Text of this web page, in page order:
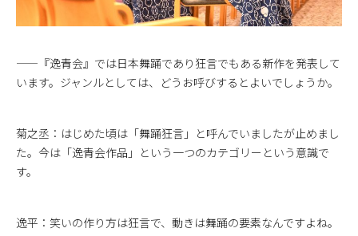
——『逸青会』では日本舞踊であり狂言でもある新作を発表して
います。ジャンルとしては、どうお呼びするとよいでしょうか。
菊之丞：はじめた頃は「舞踊狂言」と呼んでいましたが止めまし
た。今は「逸青会作品」という一つのカテゴリーという意識で
す。
逸平：笑いの作り方は狂言で、動きは舞踊の要素なんですよね。